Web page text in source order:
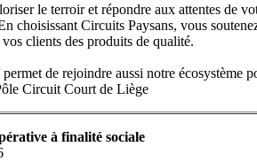
le terroir et répondre aux attentes de
Circuits Paysans, vous
clients des produits de qualité.
permet de rejoindre aussi notre écosystème
à finalité sociale